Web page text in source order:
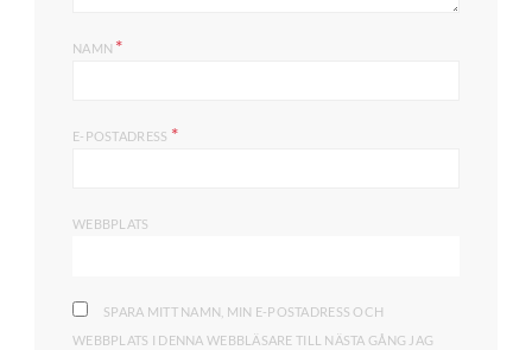
NAMN *
E-POSTADRESS *
WEBBPLATS
SPARA MITT NAMN, MIN E-POSTADRESS OCH
WEBBPLATS I DENNA WEBBLÄSARE TILL NÄSTA GÅNG JAG